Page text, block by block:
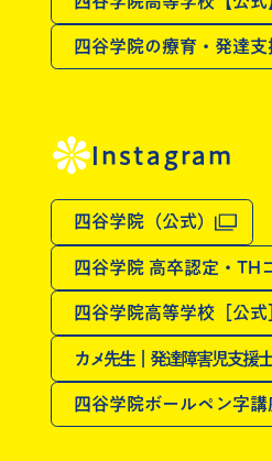
四谷学院の療育・発達支
Instagram
四谷学院（公式）
四谷学院 高卒認定・TH
四谷学院高等学校［公式
カメ先生｜発達障害児支援
四谷学院ボールペン字